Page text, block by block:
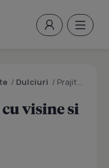
/ Dulciuri / Prajitura rasturnata cu visine si caise
visine si